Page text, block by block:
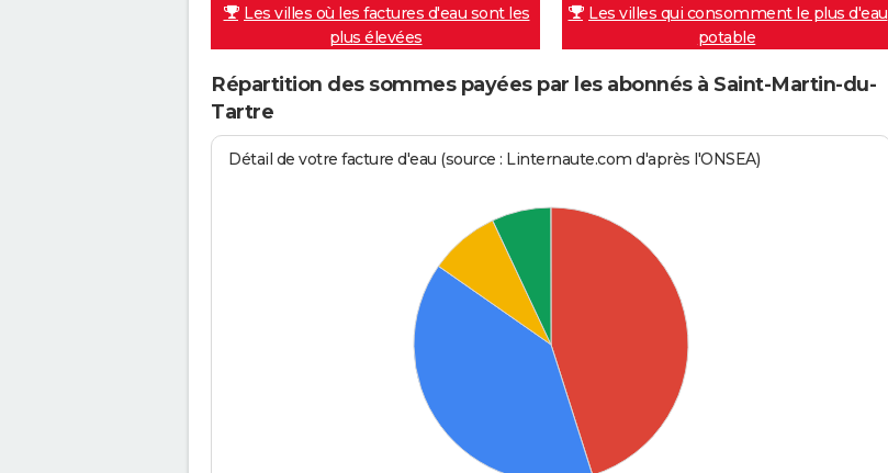
Les villes où les factures d'eau sont les
plus élevées
Les villes qui consomment le plus d'eau
potable
Répartition des sommes payées par les abonnés à Saint-Martin-du-
Tartre
Détail de votre facture d'eau (source : Linternaute.com d'après l'ONSEA)